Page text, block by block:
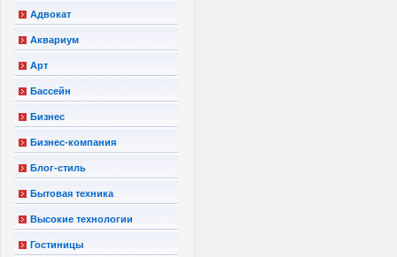
Адвокат
Аквариум
Арт
Бассейн
Бизнес
Бизнес-компания
Блог-стиль
Бытовая техника
Высокие технологии
Гостиницы